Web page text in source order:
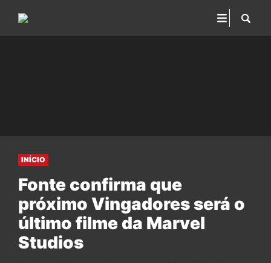
INÍCIO
Fonte confirma que
próximo Vingadores será o
último filme da Marvel
Studios